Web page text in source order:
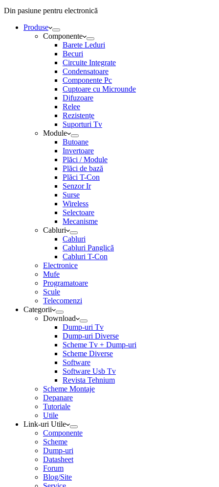
Din pasiune pentru electronică
Produse
Componente
Barete Leduri
Becuri
Circuite Integrate
Condensatoare
Componente Pc
Cuptoare cu Microunde
Difuzoare
Relee
Rezistențe
Suporturi Tv
Module
Butoane
Invertoare
Plăci / Module
Plăci de bază
Plăci T-Con
Senzor Ir
Surse
Wireless
Selectoare
Mecanisme
Cabluri
Cabluri
Cabluri Panglică
Cabluri T-Con
Electronice
Mufe
Programatoare
Scule
Telecomenzi
Categorii
Download
Dump-uri Tv
Dump-uri Diverse
Scheme Tv + Dump-uri
Scheme Diverse
Software
Software Usb Tv
Revista Tehnium
Scheme Montaje
Depanare
Tutoriale
Utile
Link-uri Utile
Componente
Scheme
Dump-uri
Datasheet
Forum
Blog/Site